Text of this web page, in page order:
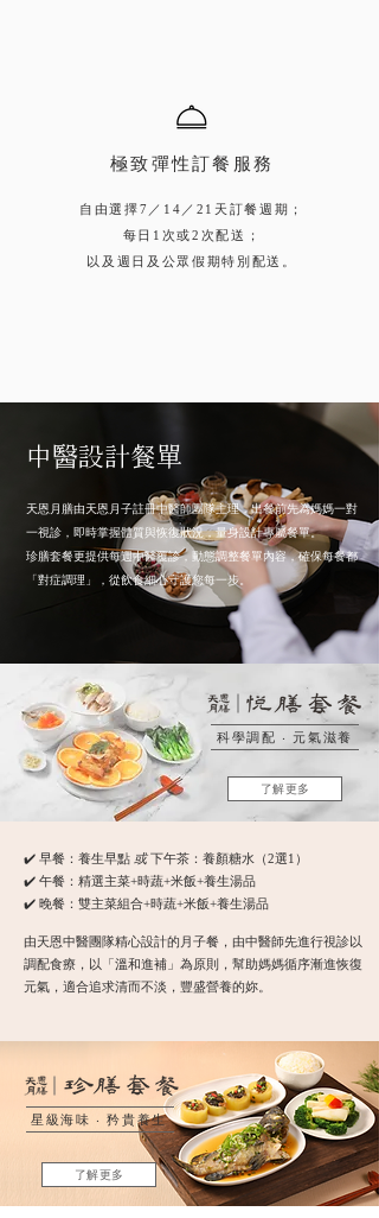
自由選擇7／14／21天訂餐週期；
每日1次或2次配送；
以及週日及公眾假期特別配送。
極致彈性訂餐服務
中醫設計餐單
天恩月膳由天恩月子註冊中醫師團隊主理，出餐前先為媽媽一對
一視診，即時掌握體質與恢復狀況，量身設計專屬餐單。
珍膳套餐更提供每週中醫覆診，動態調整餐單內容，確保每餐都
「對症調理」，從飲食細心守護您每一步。
科學調配 ‧ 元氣滋養
了解更多
✔️ 早餐：養生早點 或下午茶：養顏糖水（2選1）
✔️ 午餐：精選主菜+時蔬+米飯+養生湯品
✔️ 晚餐：雙主菜組合+時蔬+米飯+養生湯品
由天恩中醫團隊精心設計的月子餐，由中醫師先進行視診以
調配食療，以「溫和進補」為原則，幫助媽媽循序漸進恢復
元氣，適合追求清而不淡，豐盛營養的妳。
星級海味 ‧ 矜貴養生
了解更多